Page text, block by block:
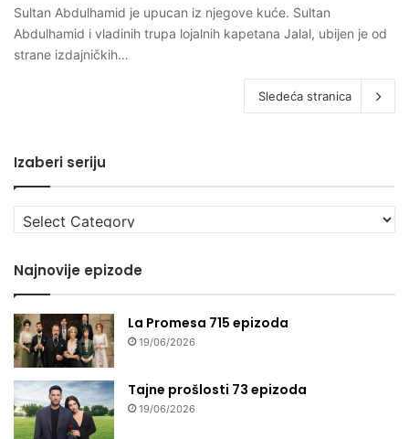
Sultan Abdulhamid je upucan iz njegove kuće. Sultan
Abdulhamid i vladinih trupa lojalnih kapetana Jalal, ubijen je od
strane izdajničkih…
Sledeća stranica
Izaberi seriju
Izaberi
seriju
Najnovije epizode
La Promesa 715 epizoda
19/06/2026
Tajne prošlosti 73 epizoda
19/06/2026